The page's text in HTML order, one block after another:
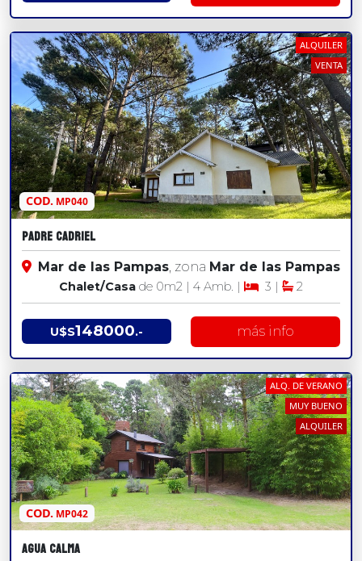
COD.MP040
ALQUILER
VENTA
Padre Cadriel
Mar de las Pampas, zona Mar de las Pampas
Chalet/Casa de 0m2 | 4 Amb. | 3 | 2
U$S148000.- más info
COD.MP042
ALQ. DE VERANO
MUY BUENO
ALQUILER
Agua Calma